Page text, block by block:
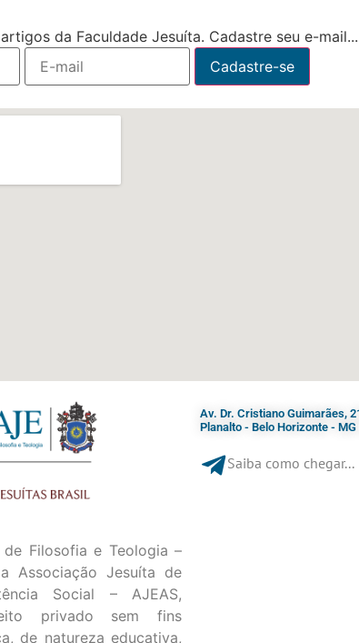
da Faculdade Jesuíta. Cadastre seu e-mail...
Filosofia e Teologia –
Associação Jesuíta de
Social – AJEAS,
privado sem fins
de natureza educativa,
Av. Dr. Cristiano Guimarães,
Planalto - Belo Horizonte - MG
Saiba como chegar...